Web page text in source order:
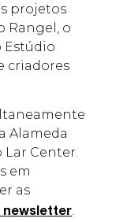
projetos
Rangel, o
Estúdio
criadores
Alameda
Center.
em
as
newsletter.